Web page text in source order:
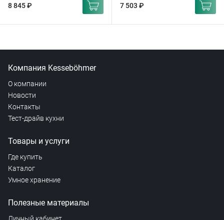
8 845 ₽ 7 503 ₽
Компания Kesseböhmer
О компании
Новости
Контакты
Тест-драйв кухни
Товары и услуги
Где купить
Каталог
Умное хранение
Полезные материалы